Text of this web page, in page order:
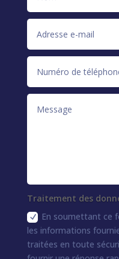
Traitement des
En soumettant ce
les informations
traitées en toute